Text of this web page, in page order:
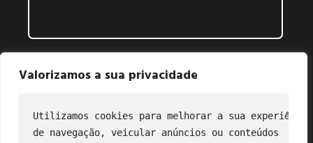
Valorizamos a sua privacidade
Utilizamos cookies para melhorar a sua experiência
de navegação, veicular anúncios ou conteúdos